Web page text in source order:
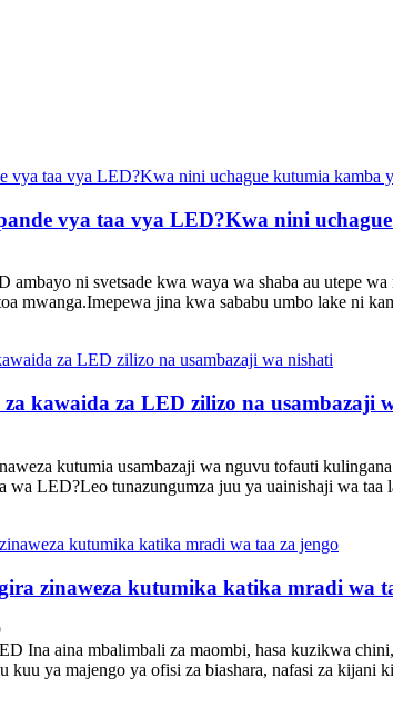
vya taa vya LED?Kwa nini
ambayo ni svetsade kwa waya wa shaba au utepe
mwanga.Imepewa jina kwa sababu umbo lake ni
kawaida za LED zilizo na usambazaji
kutumia usambazaji wa nguvu tofauti
wa LED?Leo tunazungumza juu ya uainishaji wa
zinaweza kutumika katika mradi wa
Ina aina mbalimbali za maombi, hasa kuzikwa
kuu ya majengo ya ofisi za biashara, nafasi za kijani